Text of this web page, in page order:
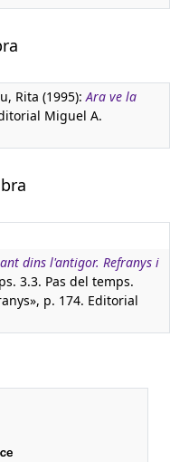
Rita (1995):Ara ve la
Miguel A.
dins l'antigor. Refranys i
3.3. Pas del temps.
p. 174. Editorial